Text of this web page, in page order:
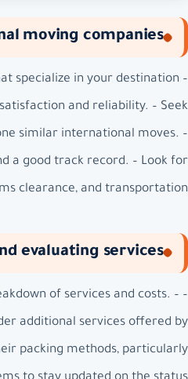
moving companies
specialize in your destination
and reliability. – Seek
similar international moves. –
a good track record. – Look for
clearance, and transportation.
evaluating services
of services and costs. –
additional services offered by
packing methods, particularly